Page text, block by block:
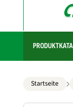
Startseite